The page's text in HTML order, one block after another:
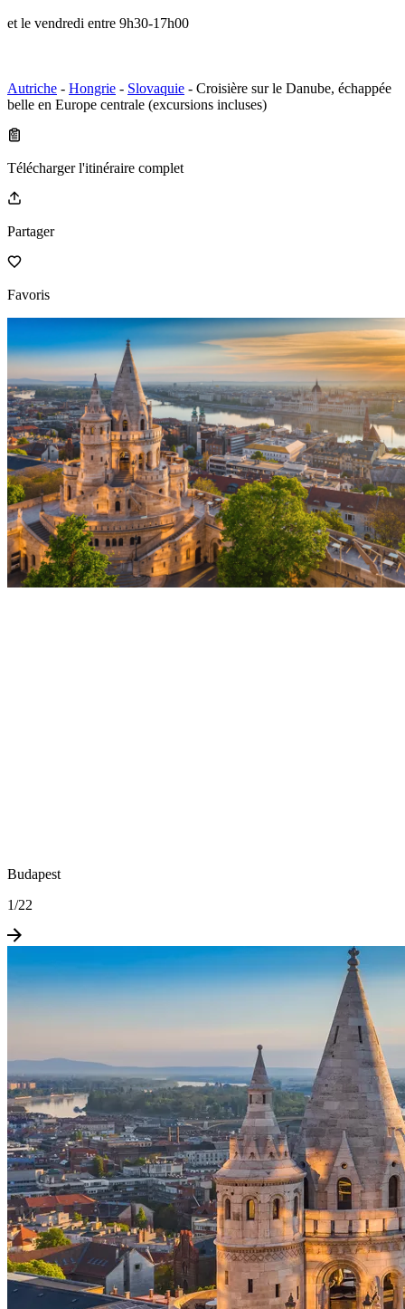
et le vendredi entre 9h30-17h00
Autriche - Hongrie - Slovaquie - Croisière sur le Danube, échappée
belle en Europe centrale (excursions incluses)
Télécharger l'itinéraire complet
Partager
Favoris
Budapest
1/22